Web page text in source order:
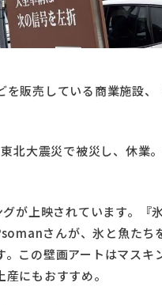
を販売している商業施設、
北大震災で被災し、休業
が上映されています。『
さんが、氷と魚たち
この壁画アートはマスキ
にもおすすめ。